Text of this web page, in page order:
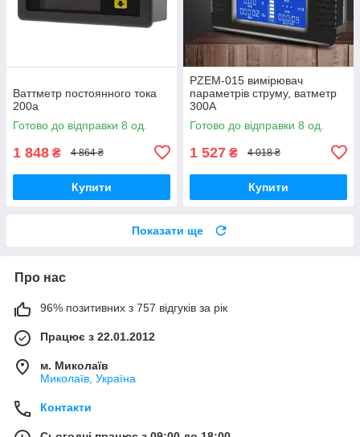
Ваттметр постоянного тока
200а
Готово до відправки 8 од.
1 848 ₴ 4 864 ₴
Купити
PZEM-015 вимірювач
параметрів струму, ватметр
300А
Готово до відправки 8 од.
1 527 ₴ 4 018 ₴
Купити
Показати ще
Про нас
96% позитивних з 757 відгуків за рік
Працює з 22.01.2012
м. Миколаїв
Миколаїв, Україна
Контакти